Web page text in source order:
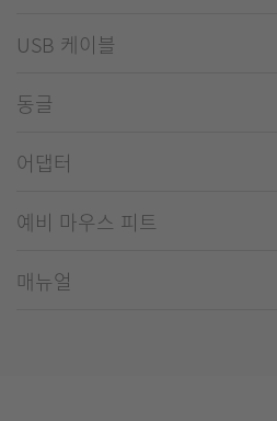
USB 케이블
동글
어댑터
예비 마우스 피트
매뉴얼